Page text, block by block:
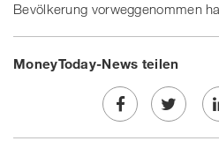
Bevölkerung vorweggenommen
MoneyToday-News teilen
Share Twe